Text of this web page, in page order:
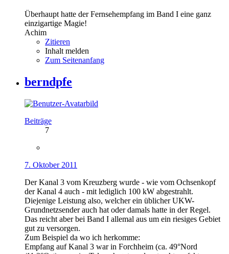
Überhaupt hatte der Fernsehempfang im Band I eine ganz
einzigartige Magie!
Achim
Zitieren
Inhalt melden
Zum Seitenanfang
berndpfe
Beiträge
7
7. Oktober 2011
Der Kanal 3 vom Kreuzberg wurde - wie vom Ochsenkopf
der Kanal 4 auch - mit lediglich 100 kW abgestrahlt.
Diejenige Leistung also, welcher ein üblicher UKW-
Grundnetzsender auch hat oder damals hatte in der Regel.
Das reicht aber bei Band I allemal aus um ein riesiges Gebiet
gut zu versorgen.
Zum Beispiel da wo ich herkomme:
Empfang auf Kanal 3 war in Forchheim (ca. 49°Nord